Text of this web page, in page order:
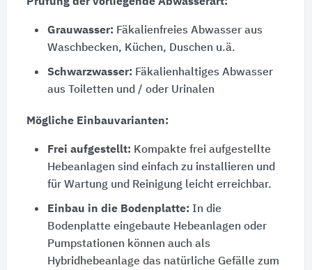
Grauwasser: Fäkalienfreies Abwasser aus
Waschbecken, Küchen, Duschen u.ä.
Schwarzwasser: Fäkalienhaltiges Abwasser
aus Toiletten und / oder Urinalen
Mögliche Einbauvarianten:
Frei aufgestellt: Kompakte frei aufgestellte
Hebeanlagen sind einfach zu installieren und
für Wartung und Reinigung leicht erreichbar.
Einbau in die Bodenplatte: In die
Bodenplatte eingebaute Hebeanlagen oder
Pumpstationen können auch als
Hybridhebeanlage das natürliche Gefälle zum